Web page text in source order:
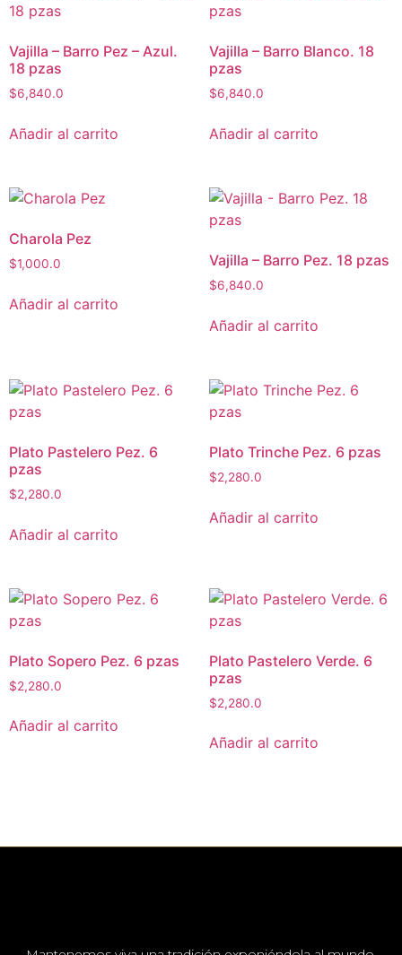
Vajilla – Barro Pez – Azul.
18 pzas
$6,840.0
Añadir al carrito
Vajilla – Barro Blanco. 18
pzas
$6,840.0
Añadir al carrito
Charola Pez
$1,000.0
Añadir al carrito
Vajilla – Barro Pez. 18 pzas
$6,840.0
Añadir al carrito
Plato Pastelero Pez. 6
pzas
$2,280.0
Añadir al carrito
Plato Trinche Pez. 6 pzas
$2,280.0
Añadir al carrito
Plato Sopero Pez. 6 pzas
$2,280.0
Añadir al carrito
Plato Pastelero Verde. 6
pzas
$2,280.0
Añadir al carrito